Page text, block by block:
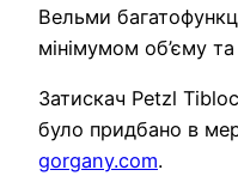
Вельми
мінімумом об’єму та
Затискач Petzl
було придбано в
gorgany.com.